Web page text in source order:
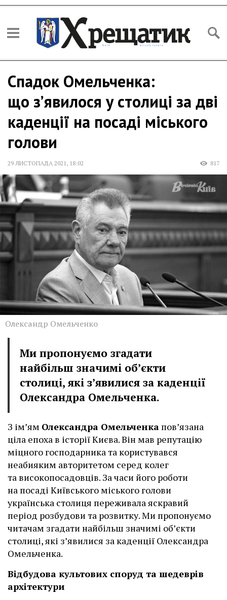
Спадок Омельченка:
що з’явилося у столиці за дві
каденції на посаді міського
голови
29 ЛИСТОПАДА 2021, 18:02 817
Олександр Омельченко
Ми пропонуємо згадати
найбільш значимі об’єкти
столиці, які з’явилися за каденції
Олександра Омельченка.
З ім’ям Олександра Омельченка пов’язана
ціла епоха в історії Києва. Він мав репутацію
міцного господарника та користувався
неабияким авторитетом серед колег
та високопосадовців. За часи його роботи
на посаді Київського міського голови
українська столиця переживала яскравий
період розбудови та розвитку. Ми пропонуємо
читачам згадати найбільш значимі об’єкти
столиці, які з’явилися за каденції Олександра
Омельченка.
Відбудова культових споруд та шедеврів
архітектури